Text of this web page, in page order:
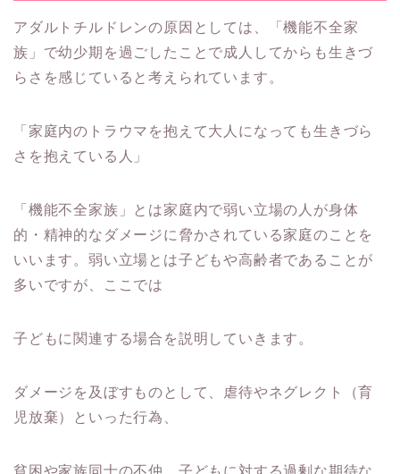
アダルトチルドレンの原因としては、「機能不全家
族」で幼少期を過ごしたことで成人してからも生きづ
らさを感じていると考えられています。
「家庭内のトラウマを抱えて大人になっても生きづら
さを抱えている人」
「機能不全家族」とは家庭内で弱い立場の人が身体
的・精神的なダメージに脅かされている家庭のことを
いいます。弱い立場とは子どもや高齢者であることが
多いですが、ここでは
子どもに関連する場合を説明していきます。
ダメージを及ぼすものとして、虐待やネグレクト（育
児放棄）といった行為、
貧困や家族同士の不仲、子どもに対する過剰な期待な